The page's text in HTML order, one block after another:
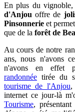
En plus du
d'Anjou offre de
Pinsonnerie et
que de la forêt de
Au cours de notre
ans, nous n'avons
n'avons en effet
randonnée tirée du
tourisme de l'Anjou,
internet ce jour-là
Tourisme, présentant